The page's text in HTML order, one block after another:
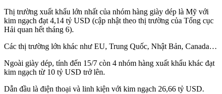
Thị trường xuất khẩu lớn nhất của nhóm hàng giày dép là Mỹ với
kim ngạch đạt 4,14 tỷ USD (cập nhật theo thị trường của Tổng cục
Hải quan hết tháng 6).
Các thị trường lớn khác như EU, Trung Quốc, Nhật Bản, Canada…
Ngoài giày dép, tính đến 15/7 còn 4 nhóm hàng xuất khẩu khác đạt
kim ngạch từ 10 tỷ USD trở lên.
Dẫn đầu là điện thoại và linh kiện với kim ngạch 26,66 tỷ USD.